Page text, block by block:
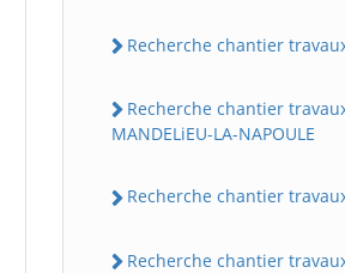
Recherche chantier
Recherche chantier
MANDELiEU-LA-NAPOULE
Recherche chantier
Recherche chantier